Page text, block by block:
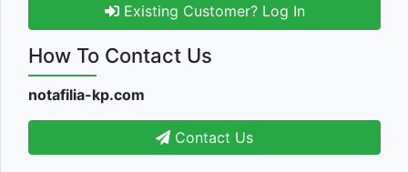
Existing Customer? Log In
How To Contact Us
notafilia-kp.com
Contact Us